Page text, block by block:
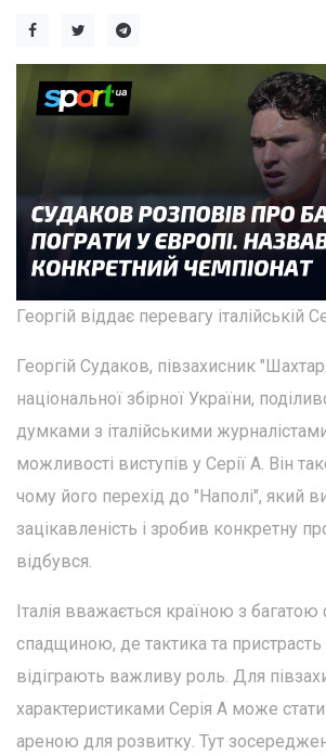
Георгій віддає перевагу італійській
Георгій Судаков, півзахисник
національної збірної України,
думками з італійськими
можливості виступів у Серії А. Він
чому його перехід до "Наполі", який
зацікавленість і зробив конкретну
відбувся.
Італія вважається країною з
спадщиною, де тактика та пристрасть
відіграють важливу роль. Для
характеристиками Серія А може
ареною для розвитку. Тут